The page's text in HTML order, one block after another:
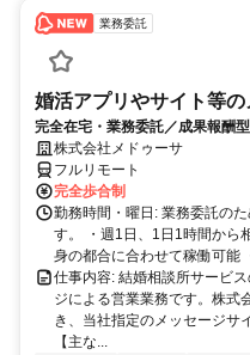
業務委託
婚活アプリやサイト等
完全在宅・業務委託／成果報酬
株式会社メドゥーサ
フルリモート
完全歩合制
勤務時間・曜日: 業務委託の
す。 ・週1日、1日1時間から
身の都合に合わせて稼働可能
仕事内容: 結婚相談所サービ
ジによる営業業務です。株式
き、当社指定のメッセージサ
【主な...